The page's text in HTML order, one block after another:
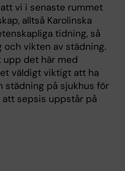
vi i senaste rummet
alltså Karolinska
tidning, så
och vikten av städning.
upp det här med
väldigt viktigt att ha
städning på sjukhus för
sepsis uppstår på